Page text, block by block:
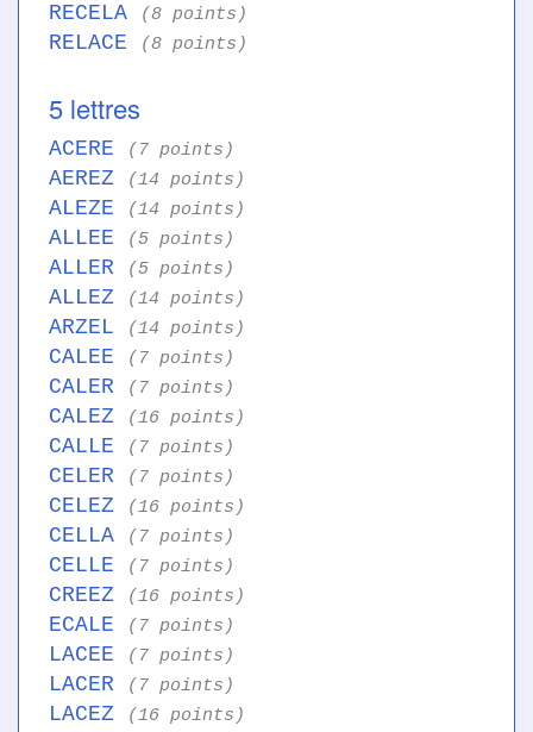
RECELA (8 points)
RELACE (8 points)
5 lettres
ACERE (7 points)
AEREZ (14 points)
ALEZE (14 points)
ALLEE (5 points)
ALLER (5 points)
ALLEZ (14 points)
ARZEL (14 points)
CALEE (7 points)
CALER (7 points)
CALEZ (16 points)
CALLE (7 points)
CELER (7 points)
CELEZ (16 points)
CELLA (7 points)
CELLE (7 points)
CREEZ (16 points)
ECALE (7 points)
LACEE (7 points)
LACER (7 points)
LACEZ (16 points)